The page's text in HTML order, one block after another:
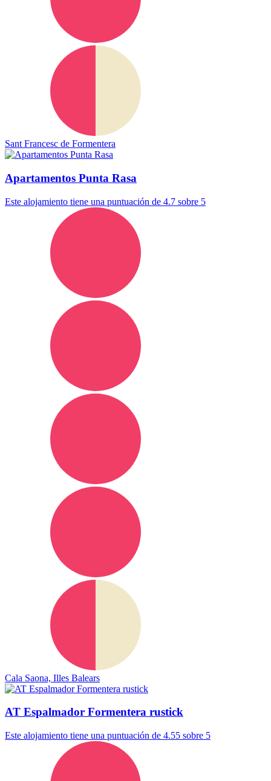
Sant Francesc de Formentera
Apartamentos Punta Rasa
Este alojamiento tiene una puntuación de 4.7 sobre 5
Cala Saona, Illes Balears
AT Espalmador Formentera rustick
Este alojamiento tiene una puntuación de 4.55 sobre 5